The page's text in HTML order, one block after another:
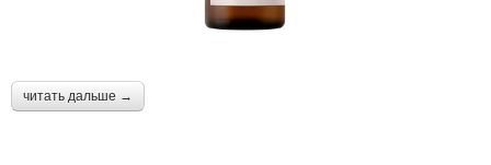
читать дальше →